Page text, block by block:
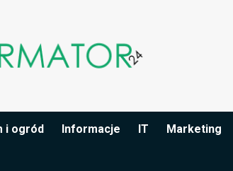
i ogród Informacje IT Marketing